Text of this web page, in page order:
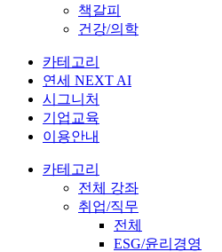
책갈피
건강/의학
카테고리
연세 NEXT AI
시그니처
기업교육
이용안내
카테고리
전체 강좌
취업/직무
전체
ESG/윤리경영